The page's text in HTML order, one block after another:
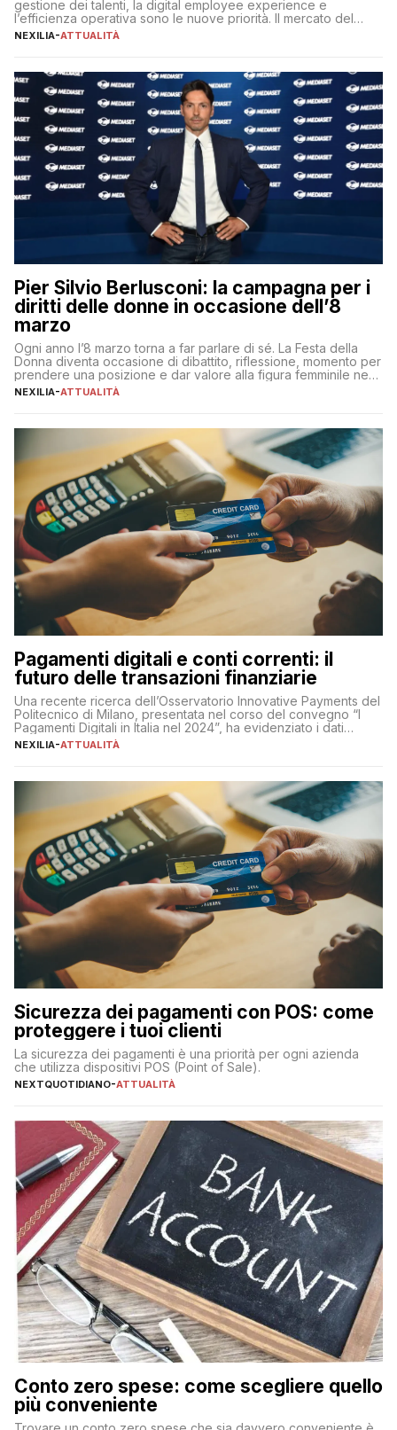
gestione dei talenti, la digital employee experience e
l’efficienza operativa sono le nuove priorità. Il mercato del
lavoro, d’altra parte, è sempre più competitivo con una lotta
NEXILIA-ATTUALITÀ
Pier Silvio Berlusconi: la campagna per i
diritti delle donne in occasione dell’8
marzo
Ogni anno l’8 marzo torna a far parlare di sé. La Festa della
Donna diventa occasione di dibattito, riflessione, momento per
prendere una posizione e dar valore alla figura femminile nella
sua complessità e crucialità. A lanciare un messaggio “forte e
NEXILIA-ATTUALITÀ
Pagamenti digitali e conti correnti: il
futuro delle transazioni finanziarie
Una recente ricerca dell’Osservatorio Innovative Payments del
Politecnico di Milano, presentata nel corso del convegno “I
Pagamenti Digitali in Italia nel 2024”, ha evidenziato i dati
definitivi del primo semestre 2024 relativamente alle
NEXILIA-ATTUALITÀ
Sicurezza dei pagamenti con POS: come
proteggere i tuoi clienti
La sicurezza dei pagamenti è una priorità per ogni azienda
che utilizza dispositivi POS (Point of Sale).
NEXTQUOTIDIANO-ATTUALITÀ
Conto zero spese: come scegliere quello
più conveniente